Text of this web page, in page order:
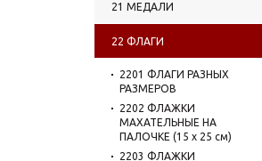
21 МЕДАЛИ
22 ФЛАГИ
2201 ФЛАГИ РАЗНЫХ
РАЗМЕРОВ
2202 ФЛАЖКИ
МАХАТЕЛЬНЫЕ НА
ПАЛОЧКЕ (15 х 25 см)
2203 ФЛАЖКИ